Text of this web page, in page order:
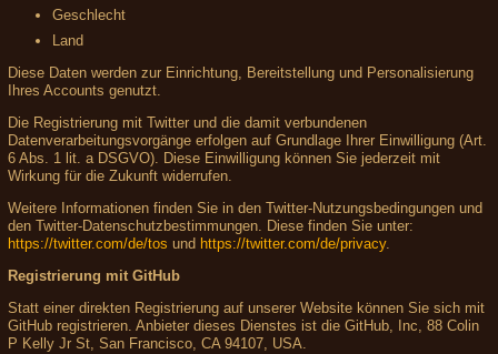
Geschlecht
Land
Diese Daten werden zur Einrichtung, Bereitstellung und Personalisierung
Ihres Accounts genutzt.
Die Registrierung mit Twitter und die damit verbundenen
Datenverarbeitungsvorgänge erfolgen auf Grundlage Ihrer Einwilligung (Art.
6 Abs. 1 lit. a DSGVO). Diese Einwilligung können Sie jederzeit mit
Wirkung für die Zukunft widerrufen.
Weitere Informationen finden Sie in den Twitter-Nutzungsbedingungen und
den Twitter-Datenschutzbestimmungen. Diese finden Sie unter:
https://twitter.com/de/tos und https://twitter.com/de/privacy.
Registrierung mit GitHub
Statt einer direkten Registrierung auf unserer Website können Sie sich mit
GitHub registrieren. Anbieter dieses Dienstes ist die GitHub, Inc, 88 Colin
P Kelly Jr St, San Francisco, CA 94107, USA.